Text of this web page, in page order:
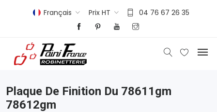
Français Prix HT 04 76 67 26 35
Plaque De Finition Du 78611gm
78612gm